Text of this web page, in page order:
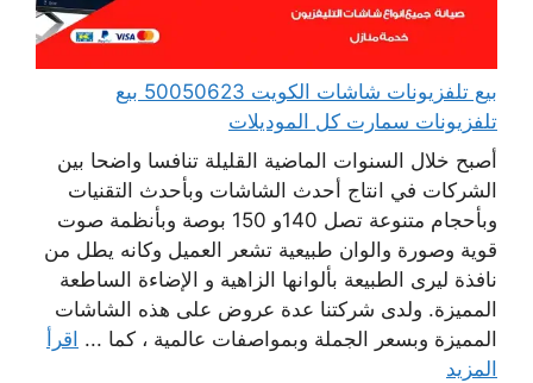
بيع تلفزيونات شاشات الكويت 50050623 بيع
تلفزيونات سمارت كل الموديلات
أصبح خلال السنوات الماضية القليلة تنافسا واضحا بين
الشركات في انتاج أحدث الشاشات وبأحدث التقنيات
وبأحجام متنوعة تصل 140و 150 بوصة وبأنظمة صوت
قوية وصورة والوان طبيعية تشعر العميل وكانه يطل من
نافذة ليرى الطبيعة بألوانها الزاهية و الإضاءة الساطعة
المميزة. ولدى شركتنا عدة عروض على هذه الشاشات
المميزة وبسعر الجملة وبمواصفات عالمية ، كما ... اقرأ
المزيد